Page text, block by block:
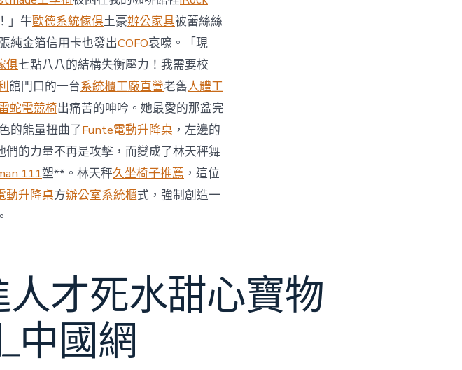
」牛歐德系統傢俱土豪辦公家具被蕾絲絲
張純金箔信用卡也發出COFO哀嚎。「現
俱七點八八的結構失衡壓力！我需要校
館門口的一台系統櫃工廠直營老舊人體工
蛇電競椅出痛苦的呻吟。她最愛的那盆完
色的能量扭曲了Funte電動升降桌 ，左邊的
們的力量不再是攻擊，而變成了林天秤舞
111塑**。林天秤久坐椅子推薦 ，這位
動升降桌方辦公室系統櫃式，強制創造一
。
才死水甜心寶物
中國網